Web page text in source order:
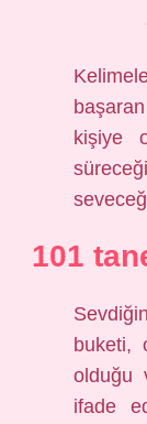
kişiye
101
buketi,
olduğu
ifade